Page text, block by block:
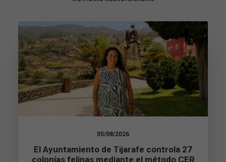
05/08/2026
El Ayuntamiento de Tijarafe controla 27
colonias felinas mediante el método CER
son
opcionales.